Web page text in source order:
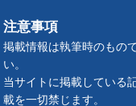
注意事項
掲載情報は執筆時のもの
い。
当サイトに掲載している
載を一切禁じます。